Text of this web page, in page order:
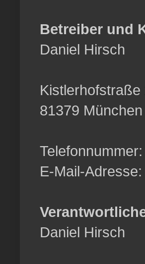
Betreiber und
Daniel Hirsch
Kistlerhofstraße
81379 München
E-Mail-
Daniel Hirsch